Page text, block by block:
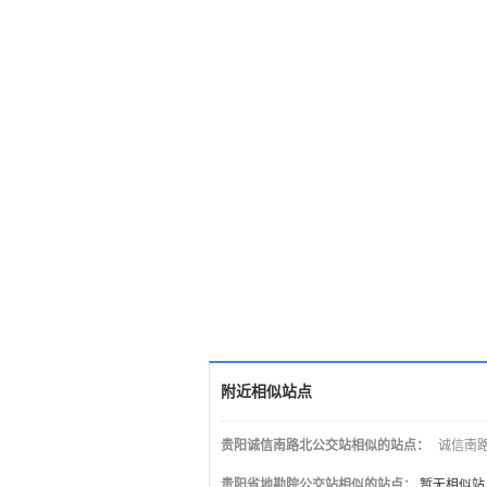
附近相似站点
贵阳诚信南路北公交站相似的站点： 诚信南